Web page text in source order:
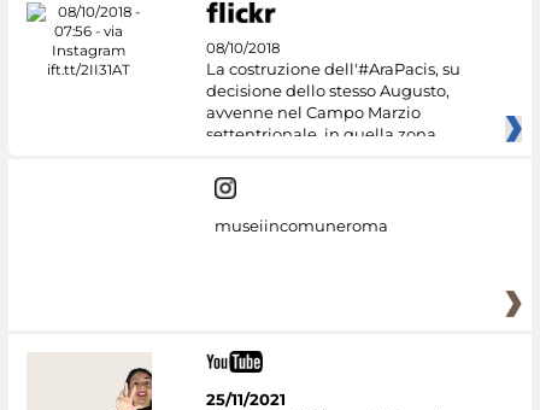
08/10/2018
La costruzione dell'#AraPacis, su
decisione dello stesso Augusto,
avvenne nel Campo Marzio
settentrionale, in quella zona
museiincomuneroma
25/11/2021